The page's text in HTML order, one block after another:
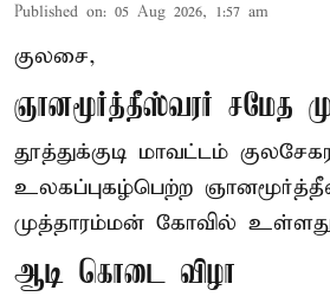
Published on: 05 Aug 2026, 1:57 am
குலசை,
ஞானமூர்த்தீஸ்வரர் சமேத
தூத்துக்குடி மாவட்டம்
உலகப்புகழ்பெற்ற
முத்தாரம்மன் கோவில்
ஆடி கொடை விழா